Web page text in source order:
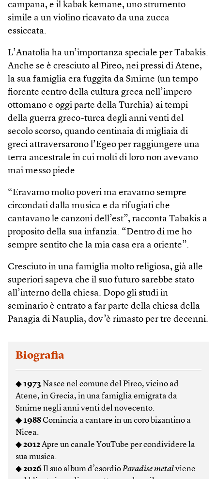
campana, e il kabak kemane, uno strumento
simile a un violino ricavato da una zucca
essiccata.
L’Anatolia ha un’importanza speciale per Tabakis.
Anche se è cresciuto al Pireo, nei pressi di Atene,
la sua famiglia era fuggita da Smirne (un tempo
fiorente centro della cultura greca nell’impero
ottomano e oggi parte della Turchia) ai tempi
della guerra greco-turca degli anni venti del
secolo scorso, quando centinaia di migliaia di
greci attraversarono l’Egeo per raggiungere una
terra ancestrale in cui molti di loro non avevano
mai messo piede.
“Eravamo molto poveri ma eravamo sempre
circondati dalla musica e da rifugiati che
cantavano le canzoni dell’est”, racconta Tabakis a
proposito della sua infanzia. “Dentro di me ho
sempre sentito che la mia casa era a oriente”.
Cresciuto in una famiglia molto religiosa, già alle
superiori sapeva che il suo futuro sarebbe stato
all’interno della chiesa. Dopo gli studi in
seminario è entrato a far parte della chiesa della
Panagia di Nauplia, dov’è rimasto per tre decenni.
Biografia
◆1973 Nasce nel comune del Pireo, vicino ad
Atene, in Grecia, in una famiglia emigrata da
Smirne negli anni venti del novecento.
◆1988Comincia a cantare in un coro bizantino a
Nicea.
◆2012Apre un canale YouTube per condividere la
sua musica.
◆2026Il suo album d’esordioParadise metalviene